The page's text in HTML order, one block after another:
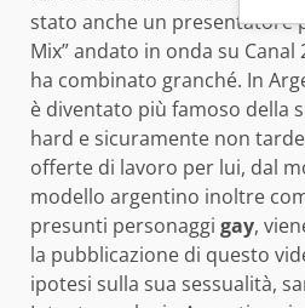
stato anche un presentatore
Mix” andato in onda su
ha combinato granché. In
è diventato più famoso della
hard e sicuramente non
offerte di lavoro per lui, dal
modello argentino inoltre
presunti personaggi gay,
la pubblicazione di questo
ipotesi sulla sua sessualità,